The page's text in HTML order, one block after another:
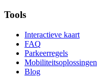
Tools
Interactieve kaart
FAQ
Parkeerregels
Mobiliteitsoplossingen
Blog